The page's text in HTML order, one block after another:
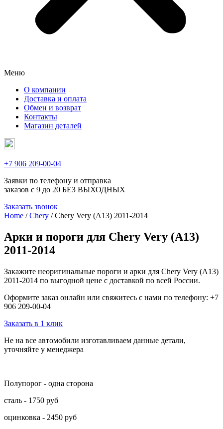
Меню
О компании
Доставка и оплата
Обмен и возврат
Контакты
Магазин деталей
+7 906 209-00-04
Заявки по телефону и отправка
заказов с 9 до 20 БЕЗ ВЫХОДНЫХ
Заказать звонок
Home /Chery / Chery Very (A13) 2011-2014
Арки и пороги для Chery Very (A13)
2011-2014
Закажите неоригинальные пороги и арки для Chery Very (A13)
2011-2014 по выгодной цене с доставкой по всей России.
Оформите заказ онлайн или свяжитесь с нами по телефону: +7
906 209-00-04
Заказать в 1 клик
Не на все автомобили изготавливаем данные детали,
уточняйте у менеджера
Полупорог - одна сторона
сталь - 1750 руб
оцинковка - 2450 руб